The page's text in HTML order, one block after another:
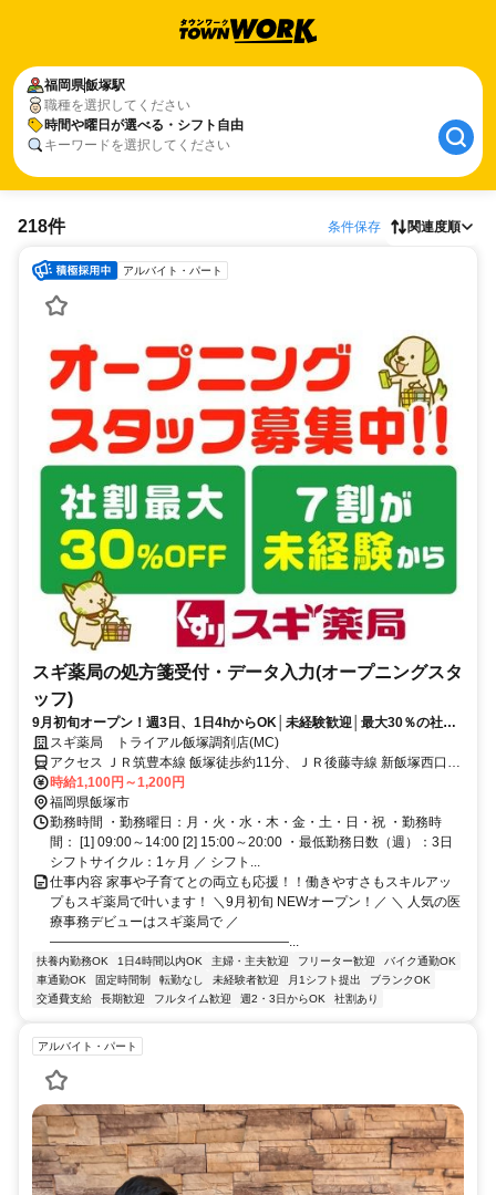
福岡県飯塚駅
職種を選択してください
時間や曜日が選べる・シフト自由
キーワードを選択してください
218件 条件保存 関連度順
アルバイト・パート
スギ薬局の処方箋受付・データ入力(オープニングスタ
ッフ)
9月初旬オープン！週3日、1日4hからOK│未経験歓迎│最大30％の社割
ありスギ薬局 トライアル飯塚調剤店(MC)
アクセス ＪＲ筑豊本線 飯塚徒歩約11分、ＪＲ後藤寺線 新飯塚西口徒
歩約24分、ＪＲ筑豊本線 新飯塚西口徒歩約24分
時給1,100円～1,200円
福岡県飯塚市
勤務時間 ・勤務曜日：月・火・水・木・金・土・日・祝 ・勤務時
間： [1] 09:00～14:00 [2] 15:00～20:00 ・最低勤務日数（週）：3日
シフトサイクル：1ヶ月 ／ シフト...
仕事内容 家事や子育てとの両立も応援！！働きやすさもスキルアッ
プもスギ薬局で叶います！ ＼9月初旬 NEWオープン！／ ＼ 人気の医
療事務デビューはスギ薬局で ／
――――――――――――――――――...
扶養内勤務OK 1日4時間以内OK 主婦・主夫歓迎 フリーター歓迎
バイク通勤OK
車通勤OK
固定時間制 転勤なし 未経験者歓迎 月1シフト提出
ブランクOK
交通費支給
長期歓迎 フルタイム歓迎 週2・3日からOK 社割あり
アルバイト・パート